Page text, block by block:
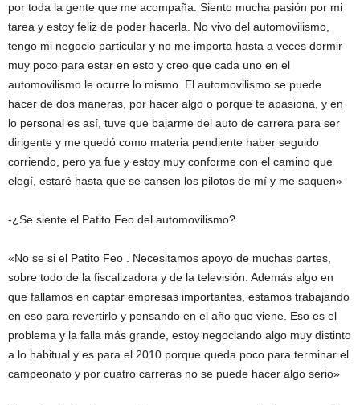
por toda la gente que me acompaña. Siento mucha pasión por mi
tarea y estoy feliz de poder hacerla. No vivo del automovilismo,
tengo mi negocio particular y no me importa hasta a veces dormir
muy poco para estar en esto y creo que cada uno en el
automovilismo le ocurre lo mismo. El automovilismo se puede
hacer de dos maneras, por hacer algo o porque te apasiona, y en
lo personal es así, tuve que bajarme del auto de carrera para ser
dirigente y me quedó como materia pendiente haber seguido
corriendo, pero ya fue y estoy muy conforme con el camino que
elegí, estaré hasta que se cansen los pilotos de mí y me saquen»
-¿Se siente el Patito Feo del automovilismo?
«No se si el Patito Feo . Necesitamos apoyo de muchas partes,
sobre todo de la fiscalizadora y de la televisión. Además algo en
que fallamos en captar empresas importantes, estamos trabajando
en eso para revertirlo y pensando en el año que viene. Eso es el
problema y la falla más grande, estoy negociando algo muy distinto
a lo habitual y es para el 2010 porque queda poco para terminar el
campeonato y por cuatro carreras no se puede hacer algo serio»